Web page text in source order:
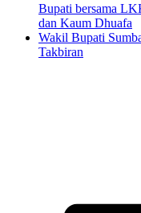
Bupati bersama
dan Kaum Dhuafa
Wakil Bupati
Takbiran